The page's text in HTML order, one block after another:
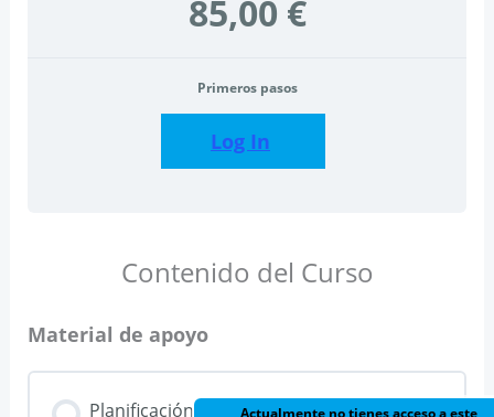
85,00 €
Primeros pasos
Log In
Contenido del Curso
Material de apoyo
Planificación